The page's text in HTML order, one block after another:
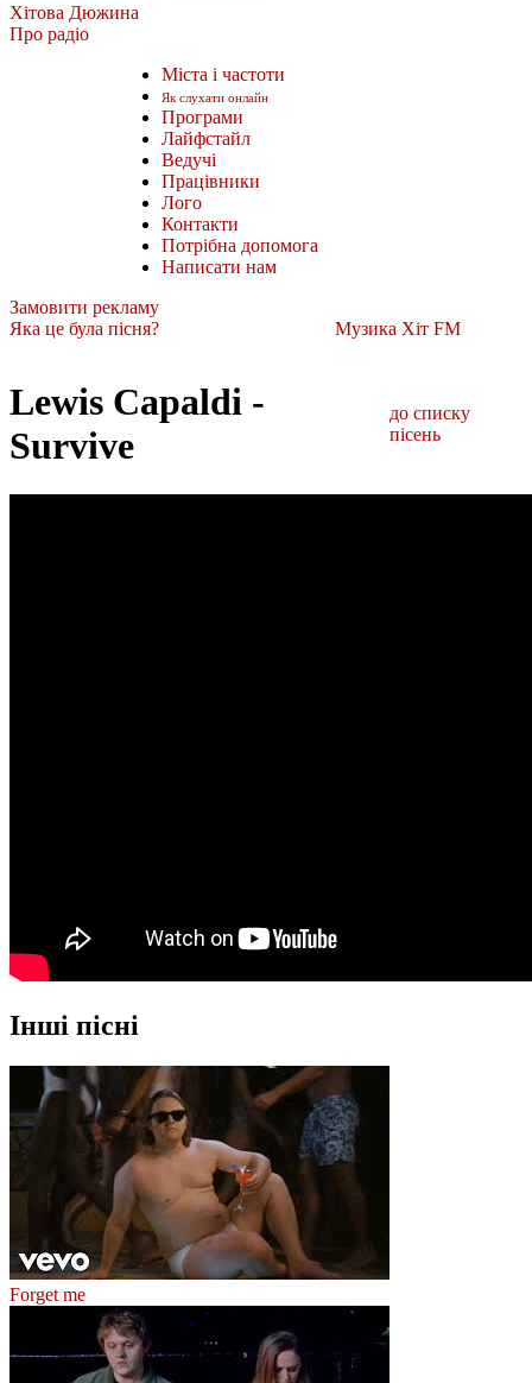
Хітова Дюжина
Про радіо
Міста і частоти
Як слухати онлайн
Програми
Лайфстайл
Ведучі
Працівники
Лого
Контакти
Потрібна допомога
Написати нам
Замовити рекламу
Яка це була пісня?
Музика Хіт FM
Lewis Capaldi -
Survive
до списку
пісень
Інші пісні
Forget me